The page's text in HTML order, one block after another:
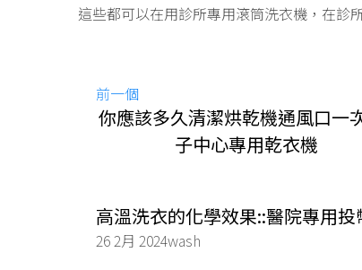
這些都可以在用診所專用滾筒洗衣機，在診
前一個
你應該多久清潔烘乾機通風口一
子中心專用乾衣機
高溫洗衣的化學效果::醫院專用
26 2月 2024wash